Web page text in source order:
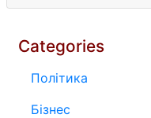
Categories
Політика
Бізнес